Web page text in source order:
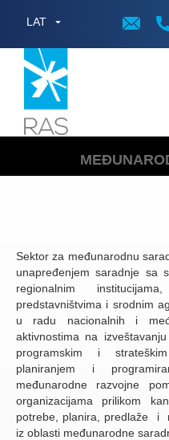
LAT
Sektor za međunarodnu
unapređenjem saradnje sa
regionalnim
predstavništvima i srodnim
u radu nacionalnih i
aktivnostima na
programskim i strateškim
planiranjem i
međunarodne razvojne
organizacijama prilikom
potrebe, planira, predlaže i
iz oblasti međunarodne